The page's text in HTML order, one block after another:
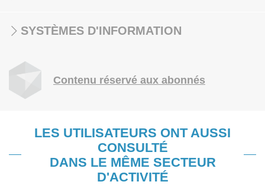
SYSTÈMES D'INFORMATION
Contenu réservé aux abonnés
LES UTILISATEURS ONT AUSSI
CONSULTÉ
DANS LE MÊME SECTEUR
D'ACTIVITÉ